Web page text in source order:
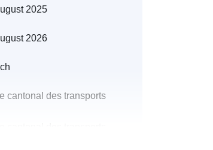
2025
2026
cantonal des transports